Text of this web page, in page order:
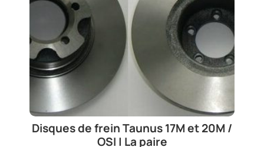
Disques de frein Taunus 17M et 20M /
OSI | La paire